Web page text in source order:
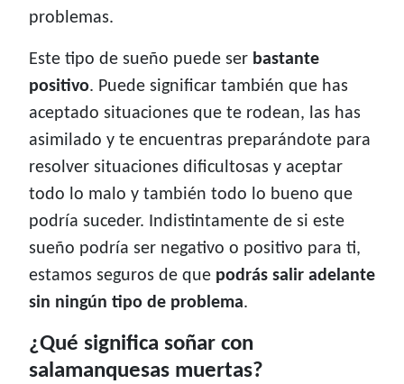
problemas.
Este tipo de sueño puede ser bastante
positivo. Puede significar también que has
aceptado situaciones que te rodean, las has
asimilado y te encuentras preparándote para
resolver situaciones dificultosas y aceptar
todo lo malo y también todo lo bueno que
podría suceder. Indistintamente de si este
sueño podría ser negativo o positivo para ti,
estamos seguros de que podrás salir adelante
sin ningún tipo de problema.
¿Qué significa soñar con
salamanquesas muertas?